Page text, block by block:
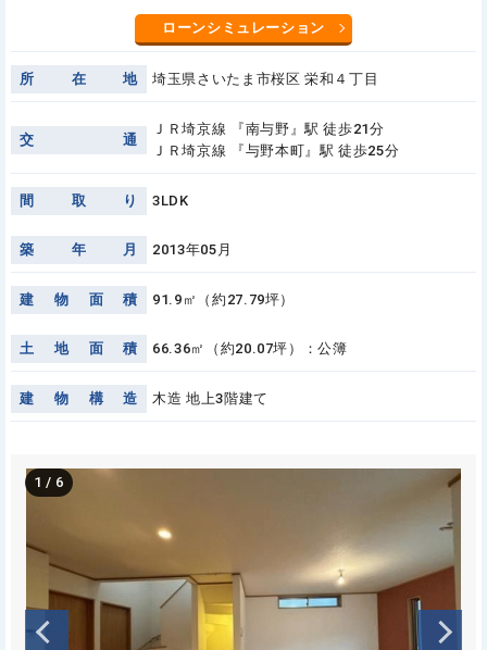
ローンシミュレーション
所 在 地 埼玉県さいたま市桜区 栄和４丁目
交 通
ＪＲ埼京線 『南与野』駅 徒歩21分
ＪＲ埼京線 『与野本町』駅 徒歩25分
間 取 り 3LDK
築 年 月 2013年05月
建 物 面 積 91.9㎡（約27.79坪）
土 地 面 積 66.36㎡（約20.07坪）：公簿
建 物 構 造 木造 地上3階建て
1 / 6